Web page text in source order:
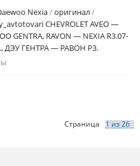
Nexia
оригинал
CHEVROLET AVEO —
GENTRA, RAVON — NEXIA R3.07-
ДЭУ ГЕНТРА — РАВОН Р3.
Р3 — ШЕВРОЛЕТ АВЕО. НОСКАТ
Страница